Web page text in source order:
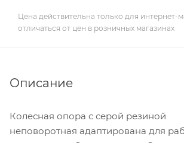
Цена действительна только для интернет-
отличаться от цен в розничных магазинах
Описание
Колесная опора с серой резиной
неповоротная адаптирована для